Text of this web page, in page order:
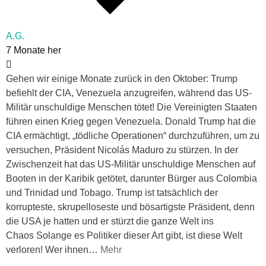
A.G.
7 Monate her
Gehen wir einige Monate zurück in den Oktober: Trump
befiehlt der CIA, Venezuela anzugreifen, während das US-
Militär unschuldige Menschen tötet! Die Vereinigten Staaten
führen einen Krieg gegen Venezuela. Donald Trump hat die
CIA ermächtigt, „tödliche Operationen“ durchzuführen, um zu
versuchen, Präsident Nicolás Maduro zu stürzen. In der
Zwischenzeit hat das US-Militär unschuldige Menschen auf
Booten in der Karibik getötet, darunter Bürger aus Colombia
und Trinidad und Tobago. Trump ist tatsächlich der
korrupteste, skrupelloseste und bösartigste Präsident, denn
die USA je hatten und er stürzt die ganze Welt ins
Chaos Solange es Politiker dieser Art gibt, ist diese Welt
verloren! Wer ihnen… Mehr